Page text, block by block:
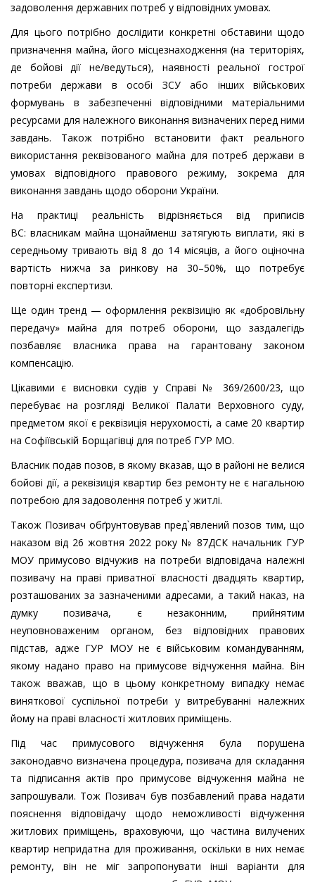
задоволення державних потреб у відповідних умовах.
Для цього потрібно дослідити конкретні обставини щодо
призначення майна, його місцезнаходження (на територіях,
де бойові дії не/ведуться), наявності реальної гострої
потреби держави в особі ЗСУ або інших військових
формувань в забезпеченні відповідними матеріальними
ресурсами для належного виконання визначених перед ними
завдань. Також потрібно встановити факт реального
використання реквізованого майна для потреб держави в
умовах відповідного правового режиму, зокрема для
виконання завдань щодо оборони України.
На практиці реальність відрізняється від приписів
ВС: власникам майна щонайменш затягують виплати, які в
середньому тривають від 8 до 14 місяців, а його оціночна
вартість нижча за ринкову на 30–50%, що потребує
повторні експертизи.
Ще один тренд — оформлення реквізицію як «добровільну
передачу» майна для потреб оборони, що заздалегідь
позбавляє власника права на гарантовану законом
компенсацію.
Цікавими є висновки судів у Справі № 369/2600/23, що
перебуває на розгляді Великої Палати Верховного суду,
предметом якої є реквізиція нерухомості, а саме 20 квартир
на Софіївській Борщагівці для потреб ГУР МО.
Власник подав позов, в якому вказав, що в районі не велися
бойові дії, а реквізиція квартир без ремонту не є нагальною
потребою для задоволення потреб у житлі.
Також Позивач обґрунтовував пред`явлений позов тим, що
наказом від 26 жовтня 2022 року № 87ДСК начальник ГУР
МОУ примусово відчужив на потреби відповідача належні
позивачу на праві приватної власності двадцять квартир,
розташованих за зазначеними адресами, а такий наказ, на
думку позивача, є незаконним, прийнятим
неуповноваженим органом, без відповідних правових
підстав, адже ГУР МОУ не є військовим командуванням,
якому надано право на примусове відчуження майна. Він
також вважав, що в цьому конкретному випадку немає
виняткової суспільної потреби у витребуванні належних
йому на праві власності житлових приміщень.
Під час примусового відчуження була порушена
законодавчо визначена процедура, позивача для складання
та підписання актів про примусове відчуження майна не
запрошували. Тож Позивач був позбавлений права надати
пояснення відповідачу щодо неможливості відчуження
житлових приміщень, враховуючи, що частина вилучених
квартир непридатна для проживання, оскільки в них немає
ремонту, він не міг запропонувати інші варіанти для